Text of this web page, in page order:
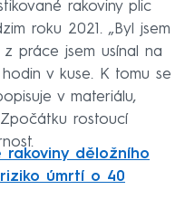
rakoviny plic
roku 2021. „Byl jsem
práce jsem usínal na
v kuse. K tomu se
v materiálu,
rostoucí
rakoviny děložního
úmrtí o 40